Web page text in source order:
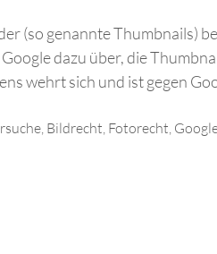
(so genannte Thumbnails)
dazu über, die
wehrt sich und ist gegen
Bildrecht Fotorecht